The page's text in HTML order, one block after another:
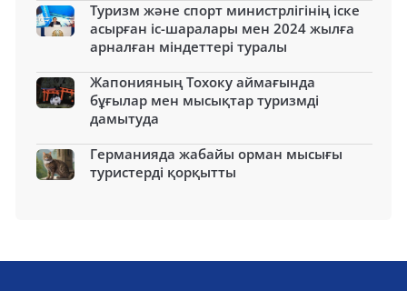
Туризм және спорт министрлігінің іске
асырған іс-шаралары мен 2024 жылға
арналған міндеттері туралы
Жапонияның Тохоку аймағында
бұғылар мен мысықтар туризмді
дамытуда
Германияда жабайы орман мысығы
туристерді қорқытты